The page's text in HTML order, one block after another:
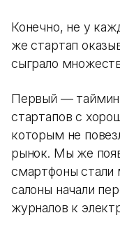
Конечно, не у
же стартап
сыграло
Первый —
стартапов с
которым не
рынок. Мы же
смартфоны стали
салоны начали
журналов к